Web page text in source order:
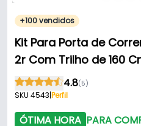
+100 vendidos
Kit Para Porta de
2r Com Trilho de 160
4.8(5)
SKU 4543|Perfil
ÓTIMA HORA PARA